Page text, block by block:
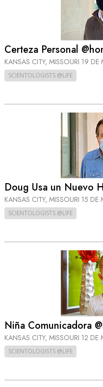
Certeza Personal
KANSAS CITY, MISSOURI 19 DE
SCIENTOLOGISTS @LIFE
Doug Usa un Nuevo
KANSAS CITY, MISSOURI 15 DE
SCIENTOLOGISTS @LIFE
Niña Comunicadora
KANSAS CITY, MISSOURI 12 DE
SCIENTOLOGISTS @LIFE